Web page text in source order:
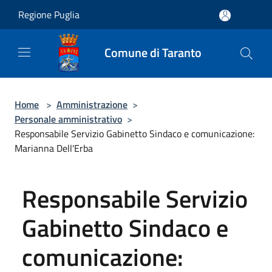
Regione Puglia
Comune di Taranto
Home > Amministrazione >
Personale amministrativo >
Responsabile Servizio Gabinetto Sindaco e comunicazione:
Marianna Dell'Erba
Responsabile Servizio
Gabinetto Sindaco e
comunicazione: